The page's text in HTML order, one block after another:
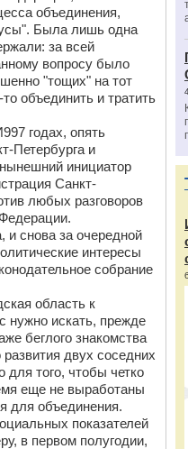
объединения,
Была лишь одна
за всей
вопросу было
"тощих" на тот
объединить и тратить
годах, опять
Петербурга и
инициатор
Санкт-
любых разговоров
и снова за очередной
интересы
собрание
область к
нужно искать, прежде
беглого знакомства
двух соседних
для того, чтобы четко
еще не выработаны
для объединения.
показателей
в первом полугодии,